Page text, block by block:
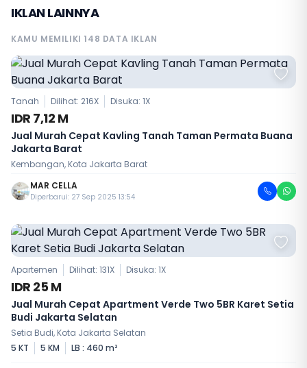
IKLAN LAINNYA
KAMU MEMILIKI 148 DATA IKLAN
Tanah Dilihat: 216X Disuka: 1X
IDR 7,12 M
Jual Murah Cepat Kavling Tanah Taman Permata Buana
Jakarta Barat
Kembangan, Kota Jakarta Barat
MAR CELLA
Diperbarui: 27 Sep 2025 13:54
Apartemen Dilihat: 131X Disuka: 1X
IDR 25 M
Jual Murah Cepat Apartment Verde Two 5BR Karet Setia
Budi Jakarta Selatan
Setia Budi, Kota Jakarta Selatan
5 KT
5 KM LB : 460 m²